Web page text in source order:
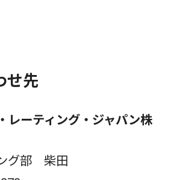
せ先
レーティング・ジャパン株
グ部 柴田